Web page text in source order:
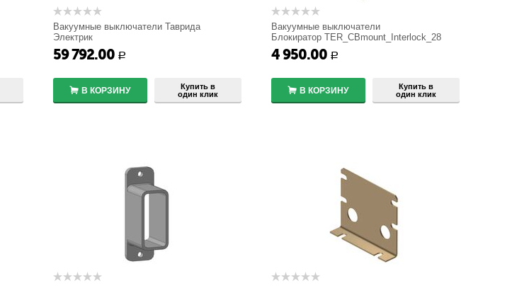
Вакуумные выключатели Таврида
Электрик
TER_CM_16_2(220_1)
59 792.00 Р
В КОРЗИНУ
Купить в
один клик
Вакуумные выключатели
Блокиратор TER_CBmount_Interlock_28
4 950.00 Р
В КОРЗИНУ
Купить в
один клик